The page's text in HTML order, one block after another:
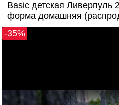
Basic детская Ливерпуль
форма домашняя
-35%